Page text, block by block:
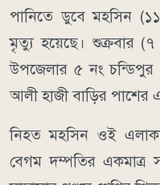
পানিতে ডুবে মহসিন
মৃত্যু হয়েছে। শুক্রবার
উপজেলার ৫ নং চন্ডিপুর
আলী হাজী বাড়ির পাশের
নিহত মহসিন ওই
বেগম দম্পতির একমাত্র